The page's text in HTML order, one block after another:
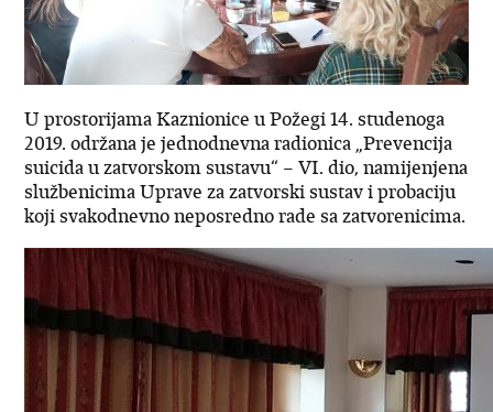
U prostorijama Kaznionice u Požegi 14. studenoga
2019. održana je jednodnevna radionica „Prevencija
suicida u zatvorskom sustavu“ – VI. dio, namijenjena
službenicima Uprave za zatvorski sustav i probaciju
koji svakodnevno neposredno rade sa zatvorenicima.